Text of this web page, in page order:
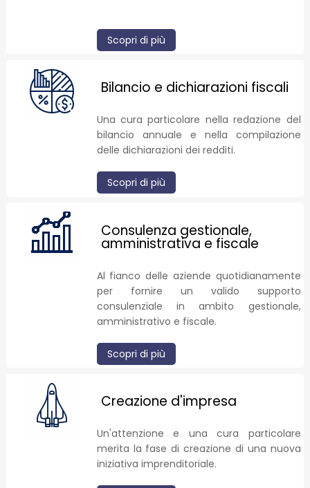
Scopri di più
Bilancio e dichiarazioni fiscali
Una cura particolare nella redazione del
bilancio annuale e nella compilazione
delle dichiarazioni dei redditi.
Scopri di più
Consulenza gestionale,
amministrativa e fiscale
Al fianco delle aziende quotidianamente
per fornire un valido supporto
consulenziale in ambito gestionale,
amministrativo e fiscale.
Scopri di più
Creazione d'impresa
Un'attenzione e una cura particolare
merita la fase di creazione di una nuova
iniziativa imprenditoriale.